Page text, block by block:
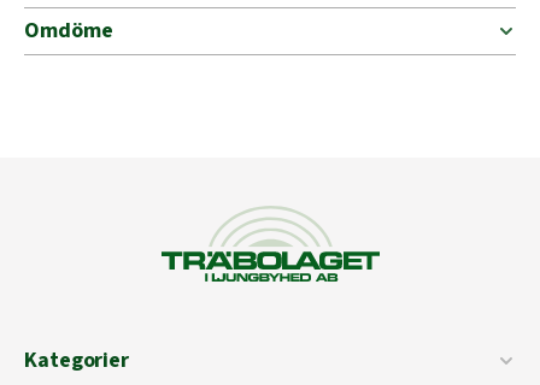
Omdöme
Kategorier